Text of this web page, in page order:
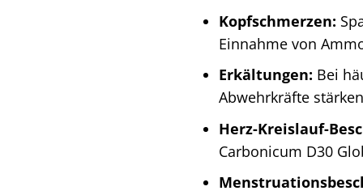
Kopfschmerzen:
Einnahme von
Erkältungen: Bei
Abwehrkräfte
Herz-Kreislauf-
Carbonicum D30